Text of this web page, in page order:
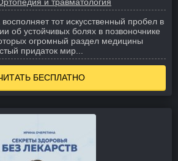
восполняет тот искусственный пробел в
об устойчивых болях в позвоночнике
огромный раздел медицины
придаток мир...
БЕСПЛАТНО